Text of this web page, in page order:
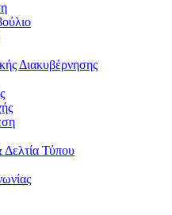
Διακυβέρνησης
Δελτία Τύπου